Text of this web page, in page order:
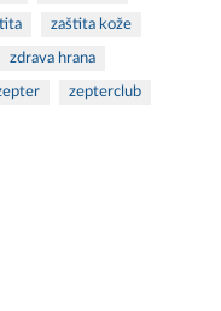
zaštita kože
zdrava hrana
zepterclub